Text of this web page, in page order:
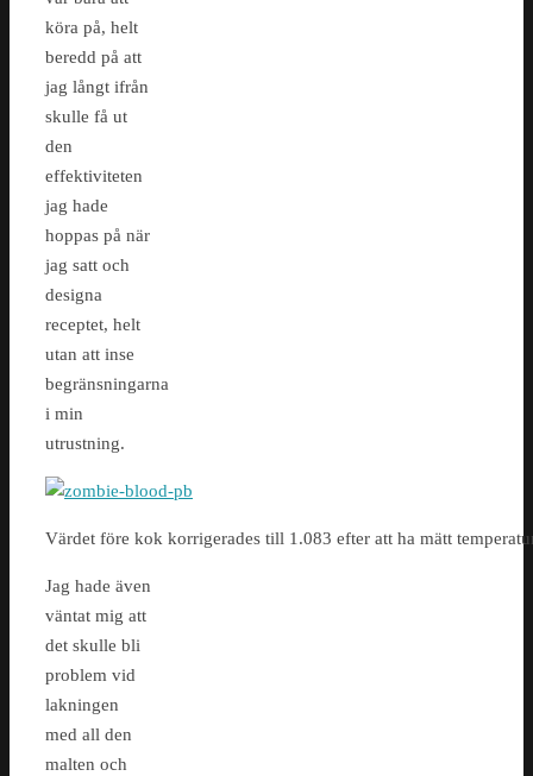
köra på, helt
beredd på att
jag långt ifrån
skulle få ut
den
effektiviteten
jag hade
hoppas på när
jag satt och
designa
receptet, helt
utan att inse
begränsningarna
i min
utrustning.
Värdet före kok korrigerades till 1.083 efter att ha mätt
Jag hade även
väntat mig att
det skulle bli
problem vid
lakningen
med all den
malten och